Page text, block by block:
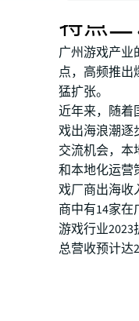
特点
广州游戏产业
点，高频推出
猛扩张。
近年来，随着
戏出海浪潮逐
交流机会，本
和本地化运营
戏厂商出海收
商中有14家
游戏行业
总营收预计达